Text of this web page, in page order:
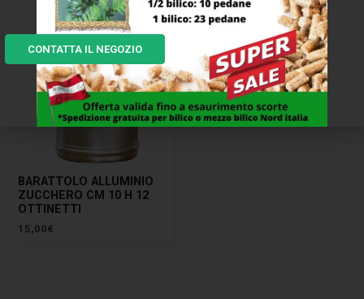
BARATTOLO ALLUMINIO
ZUCCHERO CM 10 H 12
OTTINETTI
15,00€
CONTATTA IL NEGOZIO